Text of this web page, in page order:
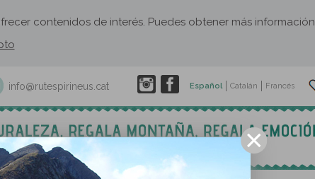
contenidos de interés. Puedes obtener más información
Español Catalán Francés
info@rutespirineus.cat